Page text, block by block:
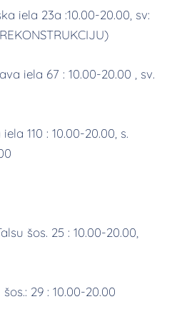
iela 23a :10.00-20.00, sv:
iela 67 : 10.00-20.00 , sv.
110 : 10.00-20.00, s.
šos. 25 : 10.00-20.00,
29 : 10.00-20.00